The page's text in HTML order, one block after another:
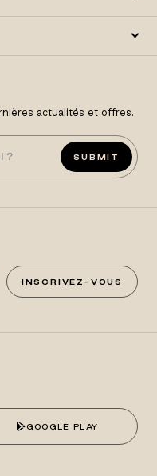
actualités et offres.
SUBMIT
INSCRIVEZ-VOUS
GOOGLE PLAY